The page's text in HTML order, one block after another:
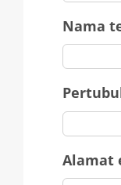
Nama
Alamat